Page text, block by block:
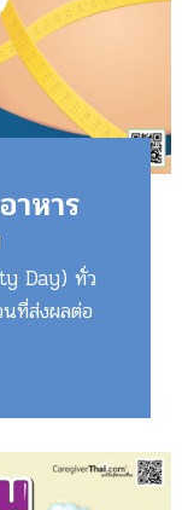
าหาร
Day) ทั่ว
ที่ส่งผลต่อ